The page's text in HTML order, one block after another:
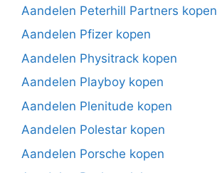
Aandelen Peterhill Partners kopen
Aandelen Pfizer kopen
Aandelen Physitrack kopen
Aandelen Playboy kopen
Aandelen Plenitude kopen
Aandelen Polestar kopen
Aandelen Porsche kopen